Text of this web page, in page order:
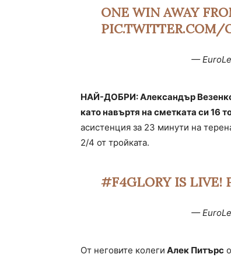
ONE WIN AWAY
PIC.TWITTER.COM/
—
НАЙ-ДОБРИ: Александър
като навъртя на сметката си 16
асистенция за 23 минути на
2/4 от тройката.
#F4GLORYIS LIVE!
—
От неговите колеги Алек Питърс